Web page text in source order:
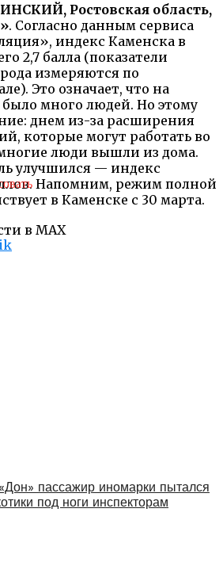
Ростовская область,
. Согласно данным сервиса
индекс Каменска в
2,7 балла (показатели
измеряются по
Это означает, что на
было много людей. Но этому
днем из-за расширения
которые могут работать во
люди вышли из дома.
улучшился — индекс
Напомним, режим полной
в Каменске с 30 марта.
в MAX
пассажир иномарки пытался
под ноги инспекторам